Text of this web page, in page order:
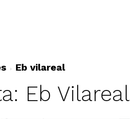
Eb vilareal
Eb Vilareal